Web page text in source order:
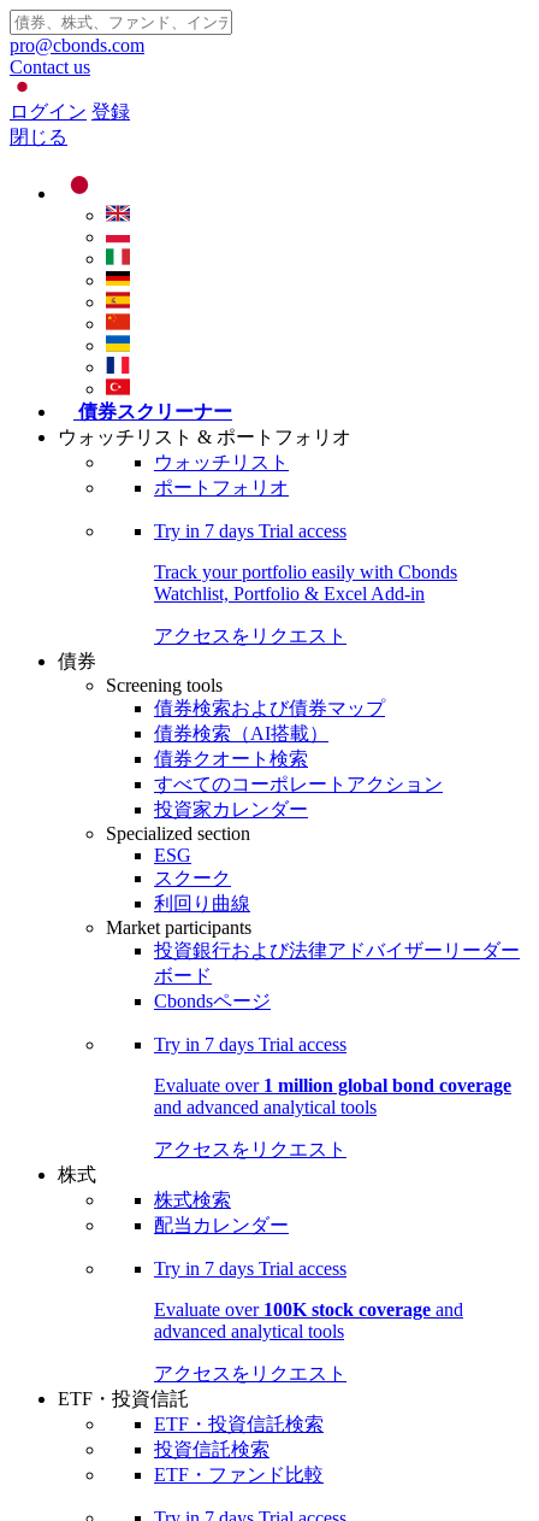
pro@cbonds.com
Contact us
ログイン 登録
閉じる
債券スクリーナー
ウォッチリスト & ポートフォリオ
ウォッチリスト
ポートフォリオ
Try in 7 days Trial access
Track your portfolio easily with Cbonds
Watchlist, Portfolio & Excel Add-in
アクセスをリクエスト
債券
Screening tools
債券検索および債券マップ
債券検索（AI搭載）
債券クオート検索
すべてのコーポレートアクション
投資家カレンダー
Specialized section
ESG
スクーク
利回り曲線
Market participants
投資銀行および法律アドバイザーリーダー
ボード
Cbondsページ
Try in 7 days Trial access
Evaluate over 1 million global bond coverage
and advanced analytical tools
アクセスをリクエスト
株式
株式検索
配当カレンダー
Try in 7 days Trial access
Evaluate over 100K stock coverage and
advanced analytical tools
アクセスをリクエスト
ETF・投資信託
ETF・投資信託検索
投資信託検索
ETF・ファンド比較